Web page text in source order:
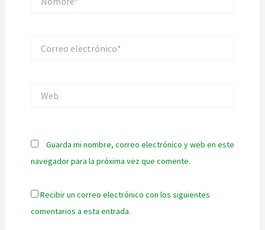
electrónico*
Guarda mi nombre, correo electrónico y web en este
navegador para la próxima vez que comente.
Recibir un correo electrónico con los siguientes
comentarios a esta entrada.